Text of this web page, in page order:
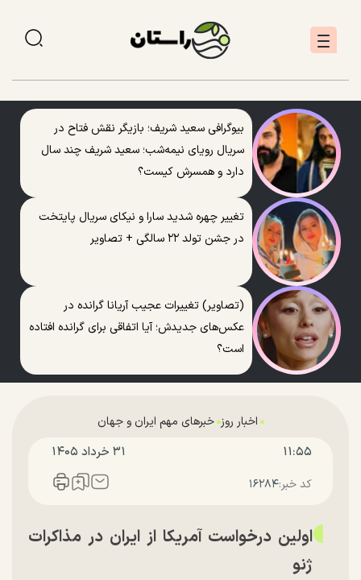
بیوگرافی سعید شریف؛ بازیگر نقش فتاح در
سریال رویای نیمه‌شب؛ سعید شریف چند سال
دارد و همسرش کیست؟
تغییر چهره شدید سارا و نیکای سریال پایتخت
در جشن تولد ۲۲ سالگی + تصاویر
(تصاویر) تغییرات عجیب آریانا گرانده در
عکس‌های جدیدش؛ آیا اتفاقی برای گرانده افتاده
است؟
اخبار روز خبرهای مهم ایران و جهان
۱۱:۵۵ ۳۱ خرداد ۱۴۰۵
کد خبر:۱۶۲۸۴
اولین درخواست آمریکا از ایران در مذاکرات
ژنو